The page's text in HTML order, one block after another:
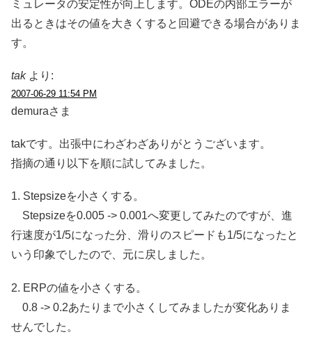
ミュレータの安定性が向上します。ODEの内部エラーが
出るときはその値を大きくすると回避できる場合がありま
す。
tak より:
2007-06-29 11:54 PM
demuraさま
takです。出張中にわざわざありがとうございます。
指摘の通り以下を順に試してみました。
1. Stepsizeを小さくする。
Stepsizeを0.005 -> 0.001へ変更してみたのですが、進
行速度が1/5になった分、滑りのスピードも1/5になったと
いう印象でしたので、元に戻しました。
2. ERPの値を小さくする。
0.8 -> 0.2あたりまで小さくしてみましたが変化ありま
せんでした。